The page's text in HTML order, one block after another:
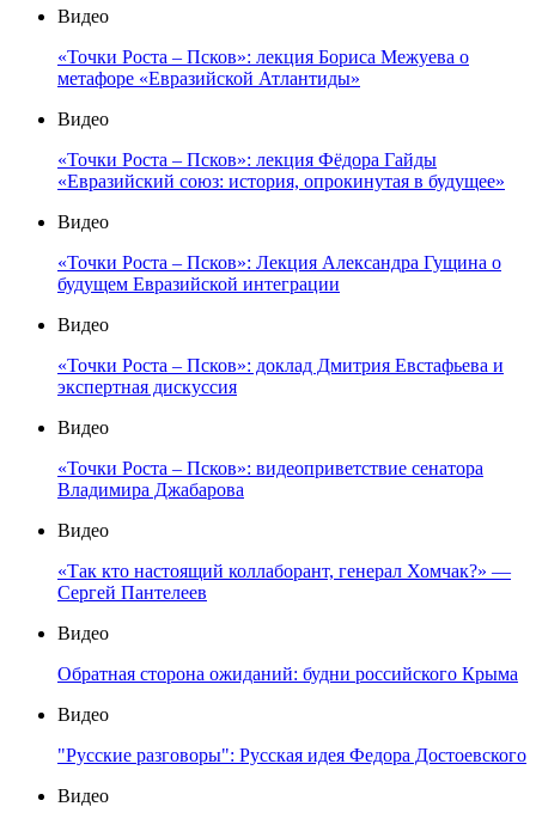
Видео
«Точки Роста – Псков»: лекция Бориса Межуева о
метафоре «Евразийской Атлантиды»
Видео
«Точки Роста – Псков»: лекция Фёдора Гайды
«Евразийский союз: история, опрокинутая в будущее»
Видео
«Точки Роста – Псков»: Лекция Александра Гущина о
будущем Евразийской интеграции
Видео
«Точки Роста – Псков»: доклад Дмитрия Евстафьева и
экспертная дискуссия
Видео
«Точки Роста – Псков»: видеоприветствие сенатора
Владимира Джабарова
Видео
«Так кто настоящий коллаборант, генерал Хомчак?» —
Сергей Пантелеев
Видео
Обратная сторона ожиданий: будни российского Крыма
Видео
"Русские разговоры": Русская идея Федора Достоевского
Видео